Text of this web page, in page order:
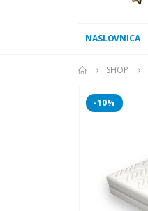
NASLOVNICA
SHOP
-10%